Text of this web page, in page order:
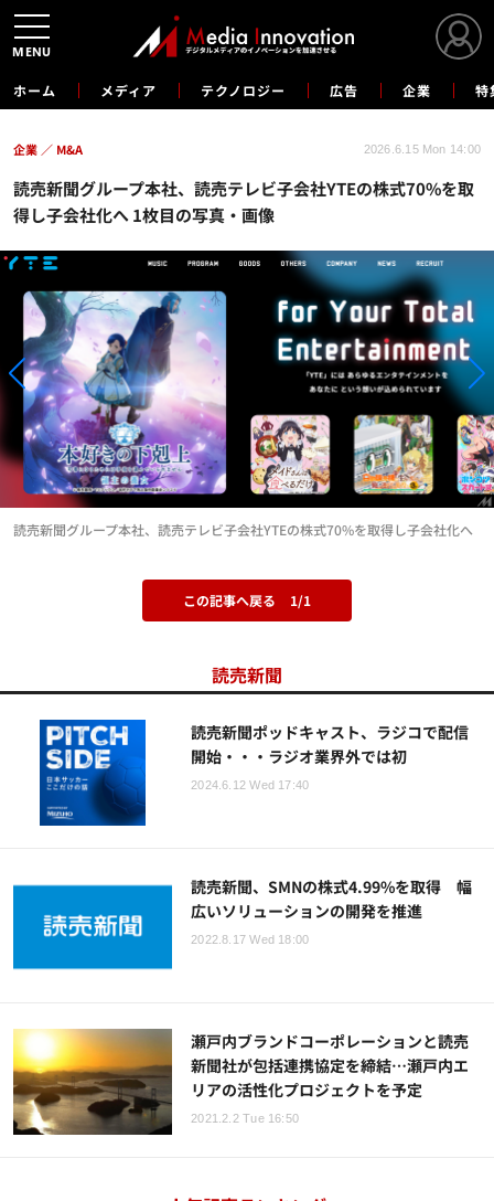
ホーム メディア テクノロジー 広告 企業 特
読売新聞グループ本社、読売テレビ子会社YTEの株式70%を取
得し子会社化へ 1枚目の写真・画像
企業 M&A 2026.6.15 Mon 14:00
読売新聞グループ本社、読売テレビ子会社YTEの株式70%を取得し子会社化へ
この記事へ戻る 1/1
読売新聞
読売新聞ポッドキャスト、ラジコで配信
開始・・・ラジオ業界外では初
2024.6.12 Wed 17:40
読売新聞、SMNの株式4.99%を取得 幅
広いソリューションの開発を推進
2022.8.17 Wed 18:00
瀬戸内ブランドコーポレーションと読売
新聞社が包括連携協定を締結…瀬戸内エ
リアの活性化プロジェクトを予定
2021.2.2 Tue 16:50
MENU